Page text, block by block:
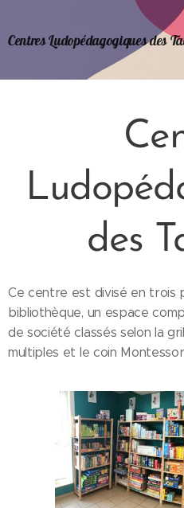
Centres Ludopédagogiques des
des
Ce centre est divisé en trois
bibliothèque, un espace
de société classés selon la
multiples et le coin